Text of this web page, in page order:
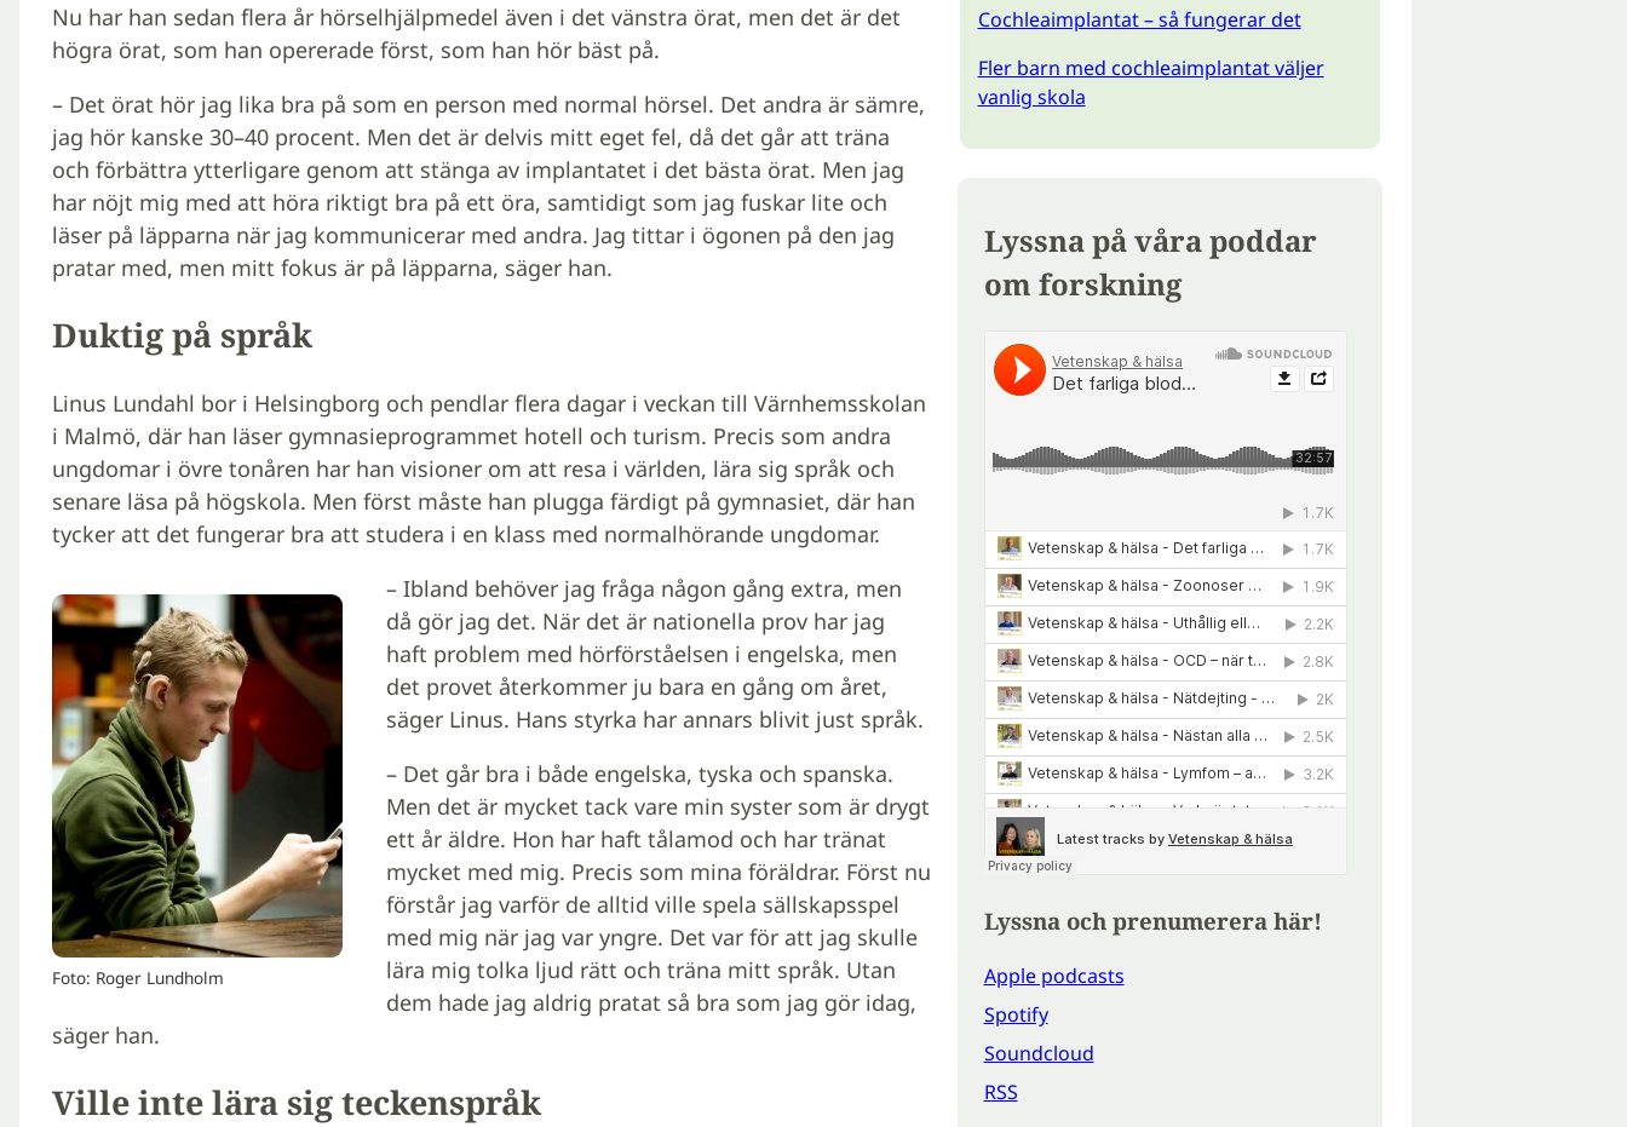
Nu har han sedan flera år hörselhjälpmedel även i det vänstra örat, men det är det
högra örat, som han opererade först, som han hör bäst på.
– Det örat hör jag lika bra på som en person med normal hörsel. Det andra är sämre,
jag hör kanske 30–40 procent. Men det är delvis mitt eget fel, då det går att träna
och förbättra ytterligare genom att stänga av implantatet i det bästa örat. Men jag
har nöjt mig med att höra riktigt bra på ett öra, samtidigt som jag fuskar lite och
läser på läpparna när jag kommunicerar med andra. Jag tittar i ögonen på den jag
pratar med, men mitt fokus är på läpparna, säger han.
Duktig på språk
Linus Lundahl bor i Helsingborg och pendlar flera dagar i veckan till Värnhemsskolan
i Malmö, där han läser gymnasieprogrammet hotell och turism. Precis som andra
ungdomar i övre tonåren har han visioner om att resa i världen, lära sig språk och
senare läsa på högskola. Men först måste han plugga färdigt på gymnasiet, där han
tycker att det fungerar bra att studera i en klass med normalhörande ungdomar.
Foto: Roger Lundholm
– Ibland behöver jag fråga någon gång extra, men
då gör jag det. När det är nationella prov har jag
haft problem med hörförståelsen i engelska, men
det provet återkommer ju bara en gång om året,
säger Linus. Hans styrka har annars blivit just språk.
– Det går bra i både engelska, tyska och spanska.
Men det är mycket tack vare min syster som är drygt
ett år äldre. Hon har haft tålamod och har tränat
mycket med mig. Precis som mina föräldrar. Först nu
förstår jag varför de alltid ville spela sällskapsspel
med mig när jag var yngre. Det var för att jag skulle
lära mig tolka ljud rätt och träna mitt språk. Utan
dem hade jag aldrig pratat så bra som jag gör idag,
säger han.
Ville inte lära sig teckenspråk
Cochleaimplantat – så fungerar det
Fler barn med cochleaimplantat väljer
vanlig skola
Lyssna på våra poddar
om forskning
Lyssna och prenumerera här!
Apple podcasts
Spotify
Soundcloud
RSS